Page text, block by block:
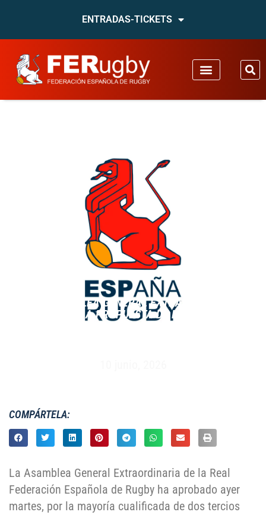
ENTRADAS-TICKETS
LA ASAMBLEA GENERAL EXTRAORDINARIA
APRUEBA LA PROPUESTA DE LA COMISIÓN
DELEGADA PARA LA COMPOSICIÓN DE LA
COMPÁRTELA:
La Asamblea General Extraordinaria de la Real
Federación Española de Rugby ha aprobado ayer
martes, por la mayoría cualificada de dos tercios